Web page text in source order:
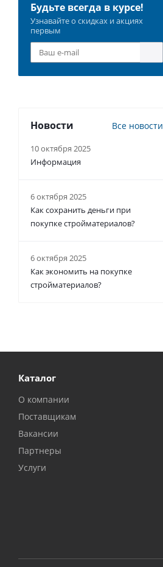
Будьте всегда в курсе!
Узнавайте о скидках и акциях
первым
Новости Все новости
10 октября 2025
Информация
6 октября 2025
Как сохранить деньги при
покупке стройматериалов?
6 октября 2025
Как экономить на покупке
стройматериалов?
Каталог
О компании
Поставщикам
Вакансии
Партнеры
Услуги